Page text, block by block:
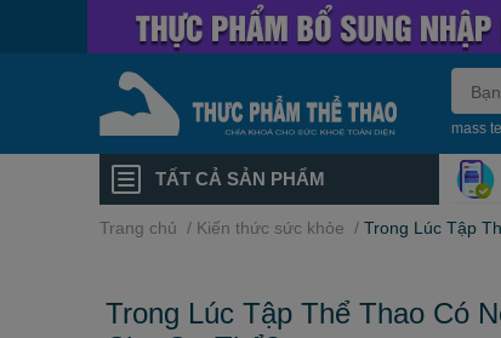
mass
TẤT CẢ SẢN PHẨM
Trang chủ / Kiến thức sức khỏe / Trong Lúc Tập
Trong Lúc Tập Thể Thao Có